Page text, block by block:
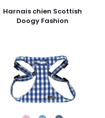
Harnais chien Scottish
Doogy Fashion